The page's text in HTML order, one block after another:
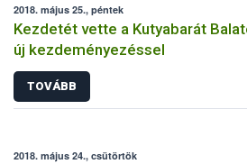
2018. május 25., péntek
Kezdetét vette a Kutyabarát
új kezdeményezéssel
TOVÁBB
2018. május 24., csütörtök